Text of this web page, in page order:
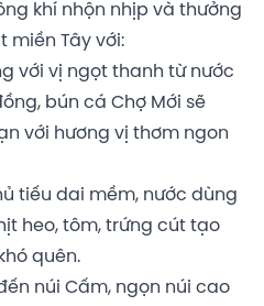
khí nhộn nhịp và thưởng
miền Tây với:
với vị ngọt thanh từ nước
bún cá Chợ Mới sẽ
với hương vị thơm ngon
tiếu dai mềm, nước dùng
heo, tôm, trứng cút tạo
quên.
núi Cấm, ngọn núi cao